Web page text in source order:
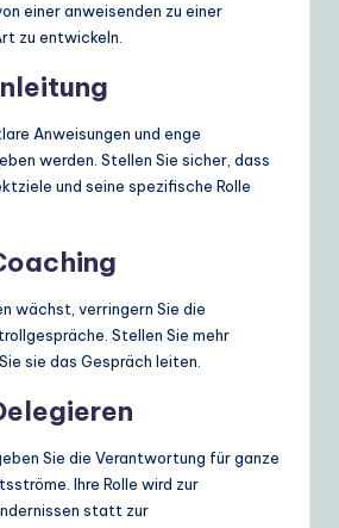
einer anweisenden zu einer
zu entwickeln.
Anweisungen und enge
werden. Stellen Sie sicher, dass
und seine spezifische Rolle
wächst, verringern Sie die
Stellen Sie mehr
sie das Gespräch leiten.
Sie die Verantwortung für ganze
Ihre Rolle wird zur
statt zur